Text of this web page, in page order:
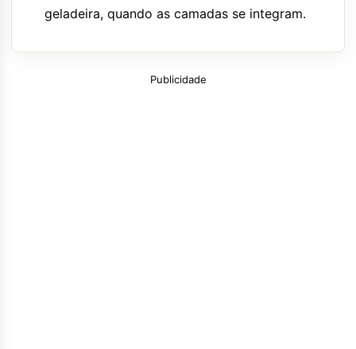
geladeira, quando as camadas se integram.
Publicidade